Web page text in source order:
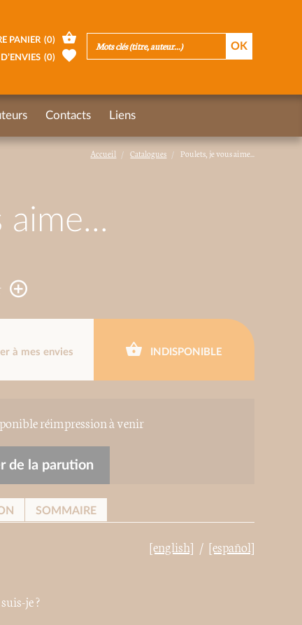
Accueil Catalogues Poulets, je vous aime...
aime...
à mes envies INDISPONIBLE
réimpression à venir
de la parution
SOMMAIRE
[english] [español]
je ?
PANIER (0)
(0)
Contacts Liens